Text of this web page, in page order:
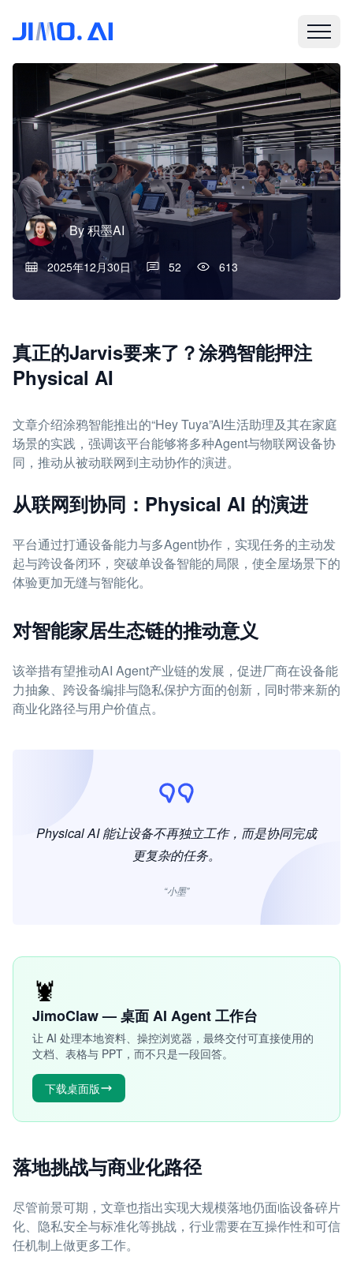
By积墨AI
2025年12月30日 52 613
真正的Jarvis要来了？涂鸦智能押注
Physical AI
文章介绍涂鸦智能推出的“Hey Tuya”AI生活助理及其在家庭
场景的实践，强调该平台能够将多种Agent与物联网设备协
同，推动从被动联网到主动协作的演进。
从联网到协同：Physical AI 的演进
平台通过打通设备能力与多Agent协作，实现任务的主动发
起与跨设备闭环，突破单设备智能的局限，使全屋场景下的
体验更加无缝与智能化。
对智能家居生态链的推动意义
该举措有望推动AI Agent产业链的发展，促进厂商在设备能
力抽象、跨设备编排与隐私保护方面的创新，同时带来新的
商业化路径与用户价值点。
Physical AI 能让设备不再独立工作，而是协同完成
更复杂的任务。
“小墨”
🦞
JimoClaw — 桌面 AI Agent 工作台
让 AI 处理本地资料、操控浏览器，最终交付可直接使用的
文档、表格与 PPT，而不只是一段回答。
下载桌面版
落地挑战与商业化路径
尽管前景可期，文章也指出实现大规模落地仍面临设备碎片
化、隐私安全与标准化等挑战，行业需要在互操作性和可信
任机制上做更多工作。